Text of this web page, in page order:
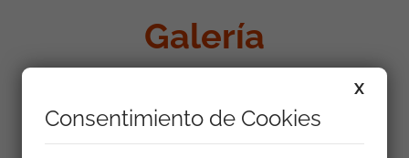
Galería
X
Consentimiento de Cookies